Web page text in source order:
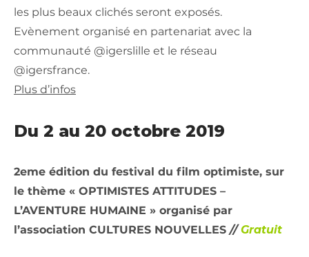
les plus beaux clichés seront exposés.
Evènement organisé en partenariat avec la
communauté @igerslille et le réseau
@igersfrance.
Plus d’infos
Du 2 au 20 octobre 2019
2eme édition du festival du film optimiste, sur
le thème « OPTIMISTES ATTITUDES –
L’AVENTURE HUMAINE » organisé par
l’association CULTURES NOUVELLES //Gratuit